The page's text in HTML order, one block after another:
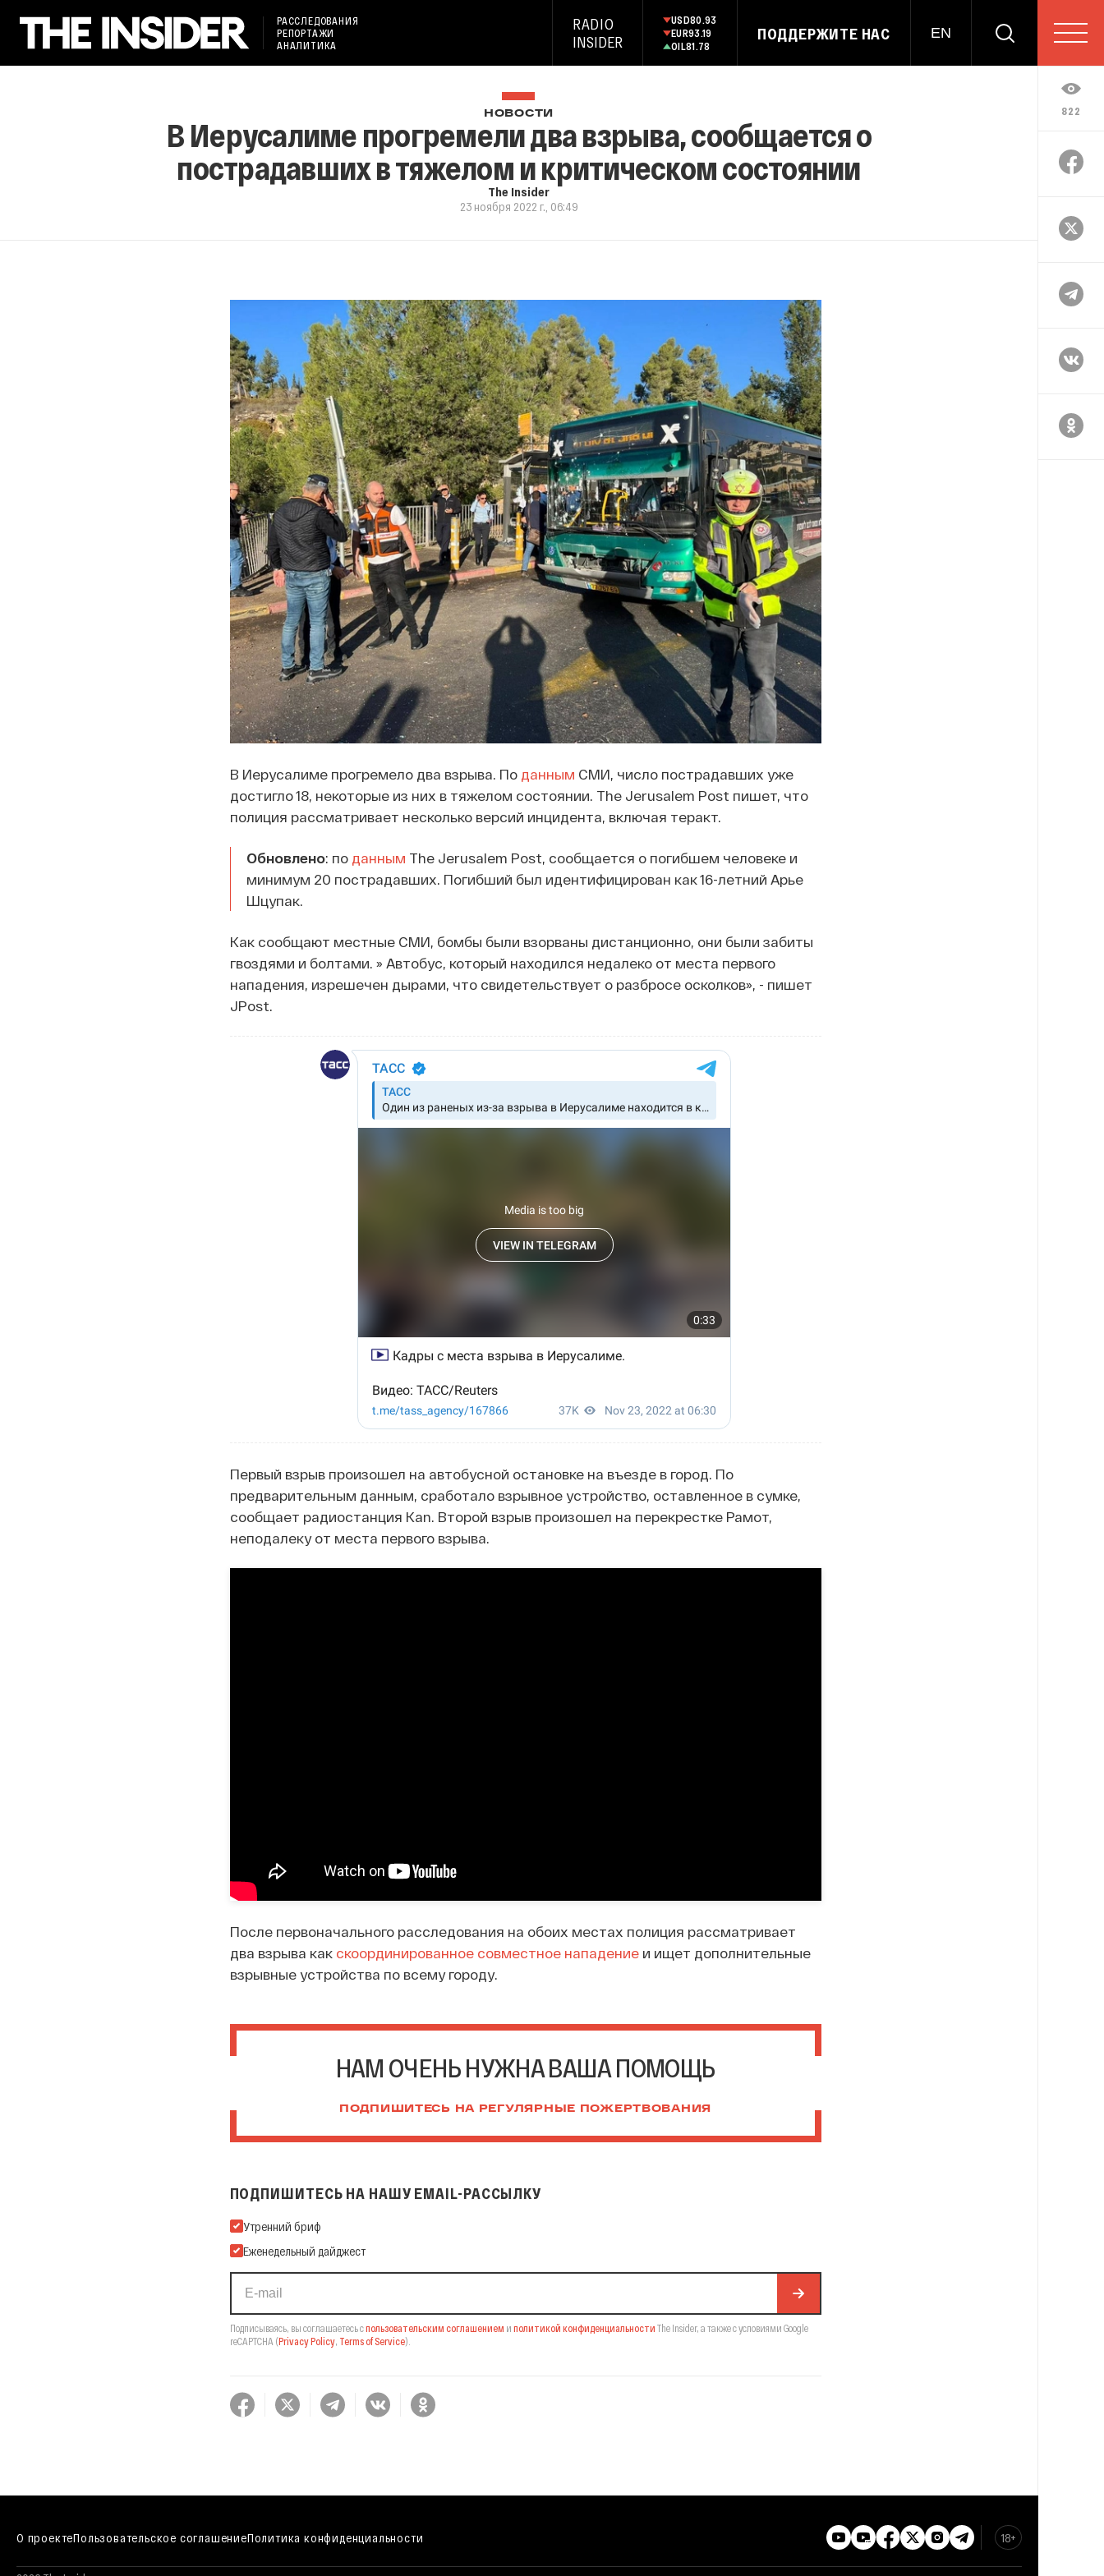
РАССЛЕДОВАНИЯ
РЕПОРТАЖИ
АНАЛИТИКА
RADIO
INSIDER
USD80.93
EUR93.19
OIL81.78
ПОДДЕРЖИТЕ НАС EN
822
НОВОСТИ
В Иерусалиме прогремели два взрыва, сообщается о
пострадавших в тяжелом и критическом состоянии
The Insider
23 ноября 2022 г., 06:49
В Иерусалиме прогремело два взрыва. По данным СМИ, число пострадавших уже
достигло 18, некоторые из них в тяжелом состоянии. The Jerusalem Post пишет, что
полиция рассматривает несколько версий инцидента, включая теракт.
Обновлено: по данным The Jerusalem Post, сообщается о погибшем человеке и
минимум 20 пострадавших. Погибший был идентифицирован как 16-летний Арье
Шцупак.
Как сообщают местные СМИ, бомбы были взорваны дистанционно, они были забиты
гвоздями и болтами. » Автобус, который находился недалеко от места первого
нападения, изрешечен дырами, что свидетельствует о разбросе осколков», - пишет
JPost.
Первый взрыв произошел на автобусной остановке на въезде в город. По
предварительным данным, сработало взрывное устройство, оставленное в сумке,
сообщает радиостанция Kan. Второй взрыв произошел на перекрестке Рамот,
неподалеку от места первого взрыва.
После первоначального расследования на обоих местах полиция рассматривает
два взрыва как скоординированное совместное нападениеи ищет дополнительные
взрывные устройства по всему городу.
НАМ ОЧЕНЬ НУЖНА ВАША ПОМОЩЬ
ПОДПИШИТЕСЬ НА РЕГУЛЯРНЫЕ ПОЖЕРТВОВАНИЯ
ПОДПИШИТЕСЬ НА НАШУ EMAIL-РАССЫЛКУ
Подпишитесь на нашу Email-рассылку
Утренний бриф
Еженедельный дайджест
Подписываясь, вы соглашаетесь спользовательским соглашением и политикой конфиденциальности The Insider, а также с условиями Google
reCAPTCHA (Privacy Policy, Terms of Service).
О проектеПользовательское соглашениеПолитика конфиденциальности 18+